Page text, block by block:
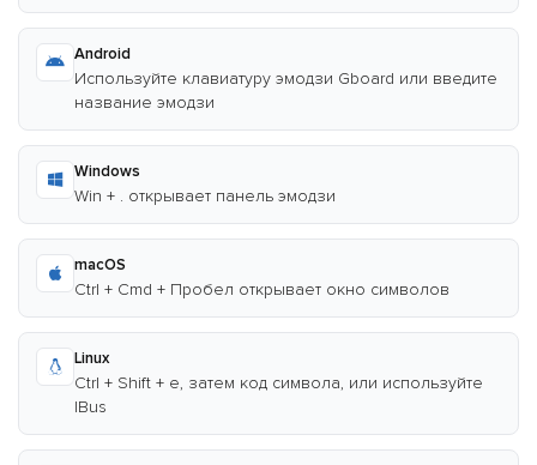
Android
Используйте клавиатуру эмодзи Gboard или введите
название эмодзи
Windows
Win + . открывает панель эмодзи
macOS
Ctrl + Cmd + Пробел открывает окно символов
Linux
Ctrl + Shift + e, затем код символа, или используйте
IBus